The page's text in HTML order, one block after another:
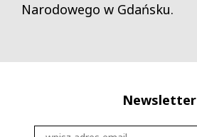
Narodowego w Gdańsku.
Newsletter